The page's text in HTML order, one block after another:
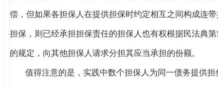
偿，但如果各担保人在提供担保时约定相互之间构成连
担保，则已经承担担保责任的担保人也有权根据民法典第
的规定，向其他担保人请求分担其应当承担的份额。
值得注意的是，实践中数个担保人为同一债务提供担